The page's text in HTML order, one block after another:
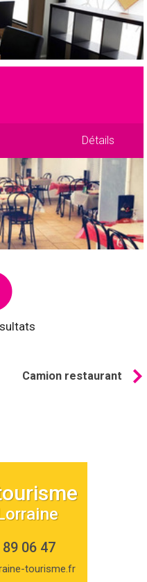
Détails
Camion restaurant
06 47
tourisme.fr